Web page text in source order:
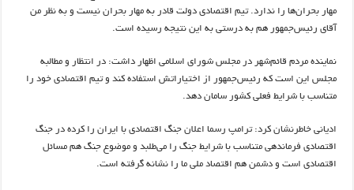
مهار بحران‌ها را ندارد. تیم اقتصادی دولت قادر به مهار بحران نیست و به نظر من
آقای رئیس‌جمهور هم به درستی به این نتیجه رسیده است.
نماینده مردم قائم‌شهر در مجلس شورای اسلامی اظهار داشت:‌ در انتظار و مطالبه
مجلس این است که رئیس‌جمهور از اختیاراتش استفاده کند و تیم اقتصادی خود را
متناسب با شرایط فعلی کشور سامان دهد.
ادیانی خاطرنشان کرد: ترامپ رسما اعلان جنگ اقتصادی با ایران را کرده در جنگ
اقتصادی فرماندهی متناسب با شرایط جنگ را می‌طلبد و موضوع جنگ هم مسائل
اقتصادی است و دشمن هم اقتصاد ملی ما را نشانه گرفته است.